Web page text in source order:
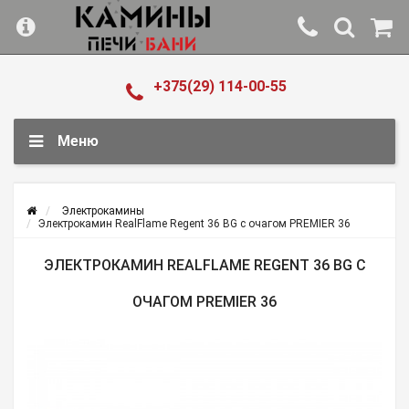
+375(29) 114-00-55
Меню
Электрокамины
Электрокамин RealFlame Regent 36 BG с очагом PREMIER 36
ЭЛЕКТРОКАМИН REALFLAME REGENT 36 BG С
ОЧАГОМ PREMIER 36